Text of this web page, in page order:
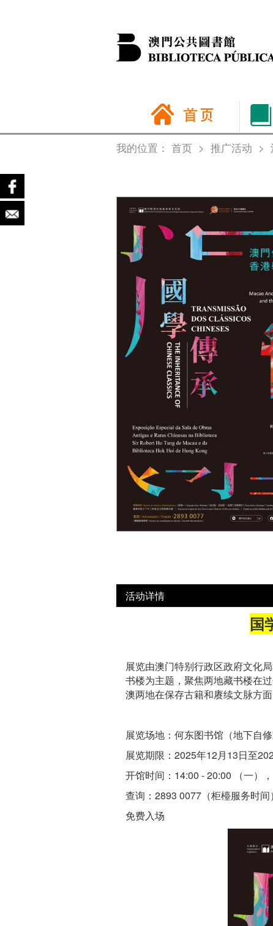
我的位置： 首页> 推广活动 >
活动详情
国
展览由澳门特别行政区政府文化
书楼为主题，聚焦两地藏书楼在
澳两地在保存古籍和赓续文脉方
展览场地：何东图书馆（地下自修
展览期限：2025年12月13日至
开馆时间：14:00 - 20:00 （一）
查询：2893 0077（柜檯服务时间）
免费入场